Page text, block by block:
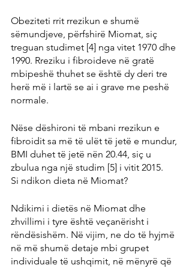
Obeziteti rrit rrezikun e shumë
sëmundjeve, përfshirë Miomat, siç
treguan studimet [4] nga vitet 1970 dhe
1990. Rreziku i fibroideve në gratë
mbipeshë thuhet se është dy deri tre
herë më i lartë se ai i grave me peshë
normale.
Nëse dëshironi të mbani rrezikun e
fibroidit sa më të ulët të jetë e mundur,
BMI duhet të jetë nën 20.44, siç u
zbulua nga një studim [5] i vitit 2015.
Si ndikon dieta në Miomat?
Ndikimi i dietës në Miomat dhe
zhvillimi i tyre është veçanërisht i
rëndësishëm. Në vijim, ne do të hyjmë
në më shumë detaje mbi grupet
individuale të ushqimit, në mënyrë që